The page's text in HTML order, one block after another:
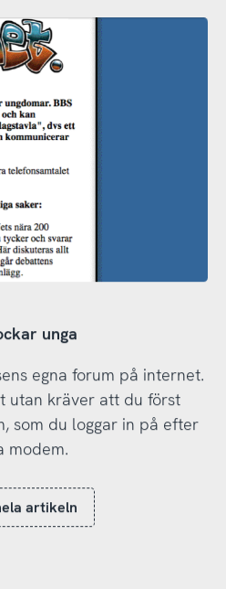
unga
egna forum på internet.
utan kräver att du först
som du loggar in på efter
modem.
artikeln